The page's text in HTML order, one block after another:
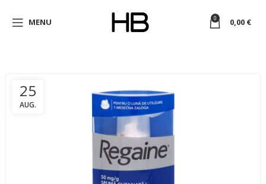
MENU 0 0,00 €
25
AUG.